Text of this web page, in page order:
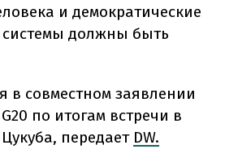
и демократические
системы должны быть
в совместном заявлении
по итогам встречи в
передает DW.